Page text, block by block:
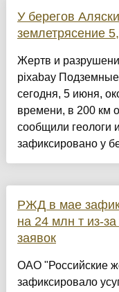
У берегов
землетрясение
Жертв и
pixabay Подземные
сегодня, 5 июня,
времени, в 200 км
сообщили геологи
зафиксировано у
РЖД в мае
на 24 млн т из-
заявок
ОАО "Российские
зафиксировало